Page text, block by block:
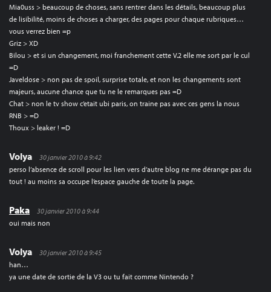
Mia0uss > beaucoup de choses, sans rentrer dans les détails, beaucoup plus
de lisibilité, moins de choses a charger, des pages pour chaque rubriques…
vous verrez bien =p
Griz > XD
Bilou > et si un changement, moi franchement cette V.2 elle me sort par le cul
=D
Javeldose > non pas de spoil, surprise totale, et non les changements sont
majeurs, aucune chance que tu ne le remarques pas =D
Chat > non le tv show c’etait ubi paris, on traine pas avec ces gens la nous
RNB > =D
Thoux > leaker ! =D
Volya
30 janvier 2010 à 9:42
perso l’absence de scroll pour les lien vers d’autre blog ne me dérange pas du
tout ! au moins sa occupe l’espace gauche de toute la page.
Paka
30 janvier 2010 à 9:44
oui mais non
Volya
30 janvier 2010 à 9:45
han…
ya une date de sortie de la V3 ou tu fait comme Nintendo ?